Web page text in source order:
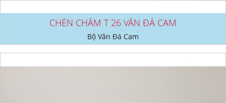
CHÉN CHẤM T 26 VÂN ĐÁ CAM
Bộ Vân Đá Cam